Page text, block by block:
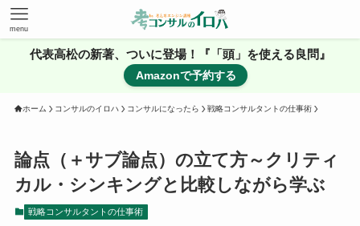
menu
代表高松の新著、ついに登場！『「頭」を使える良問』
Amazonで予約する
ホーム コンサルのイロハ コンサルになったら 戦略コンサルタントの仕事術
論点（＋サブ論点）の立て方～クリティ
カル・シンキングと比較しながら学ぶ
戦略コンサルタントの仕事術